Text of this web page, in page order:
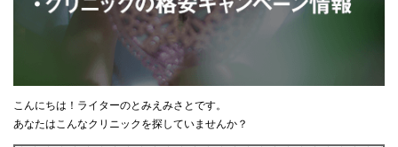
こんにちは！ライターのとみえみさとです。
あなたはこんなクリニックを探していませんか？